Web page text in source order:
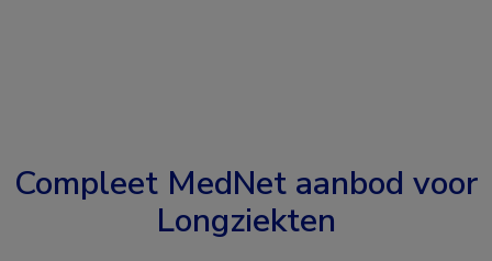
Compleet MedNet aanbod voor
Longziekten